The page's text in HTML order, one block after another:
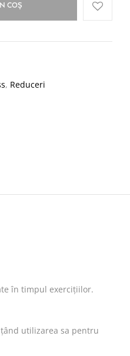
COȘ
, Reduceri
în timpul exercițiilor.
utilizarea sa pentru